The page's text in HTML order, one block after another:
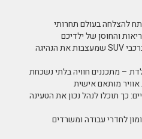
להצלחה בעולם תחרותי
והחוסן של ילדיכם
נהיגה חכמה: טכנולוגיות מתקדמות ברכבי SUV שמעצבות את הנהיגה
– מתכננים חוויה בלתי נשכחת
מותאם אישית
כך תוכלו לנהל נכון את הטעינה
לחדרי עבודה ומשרדים